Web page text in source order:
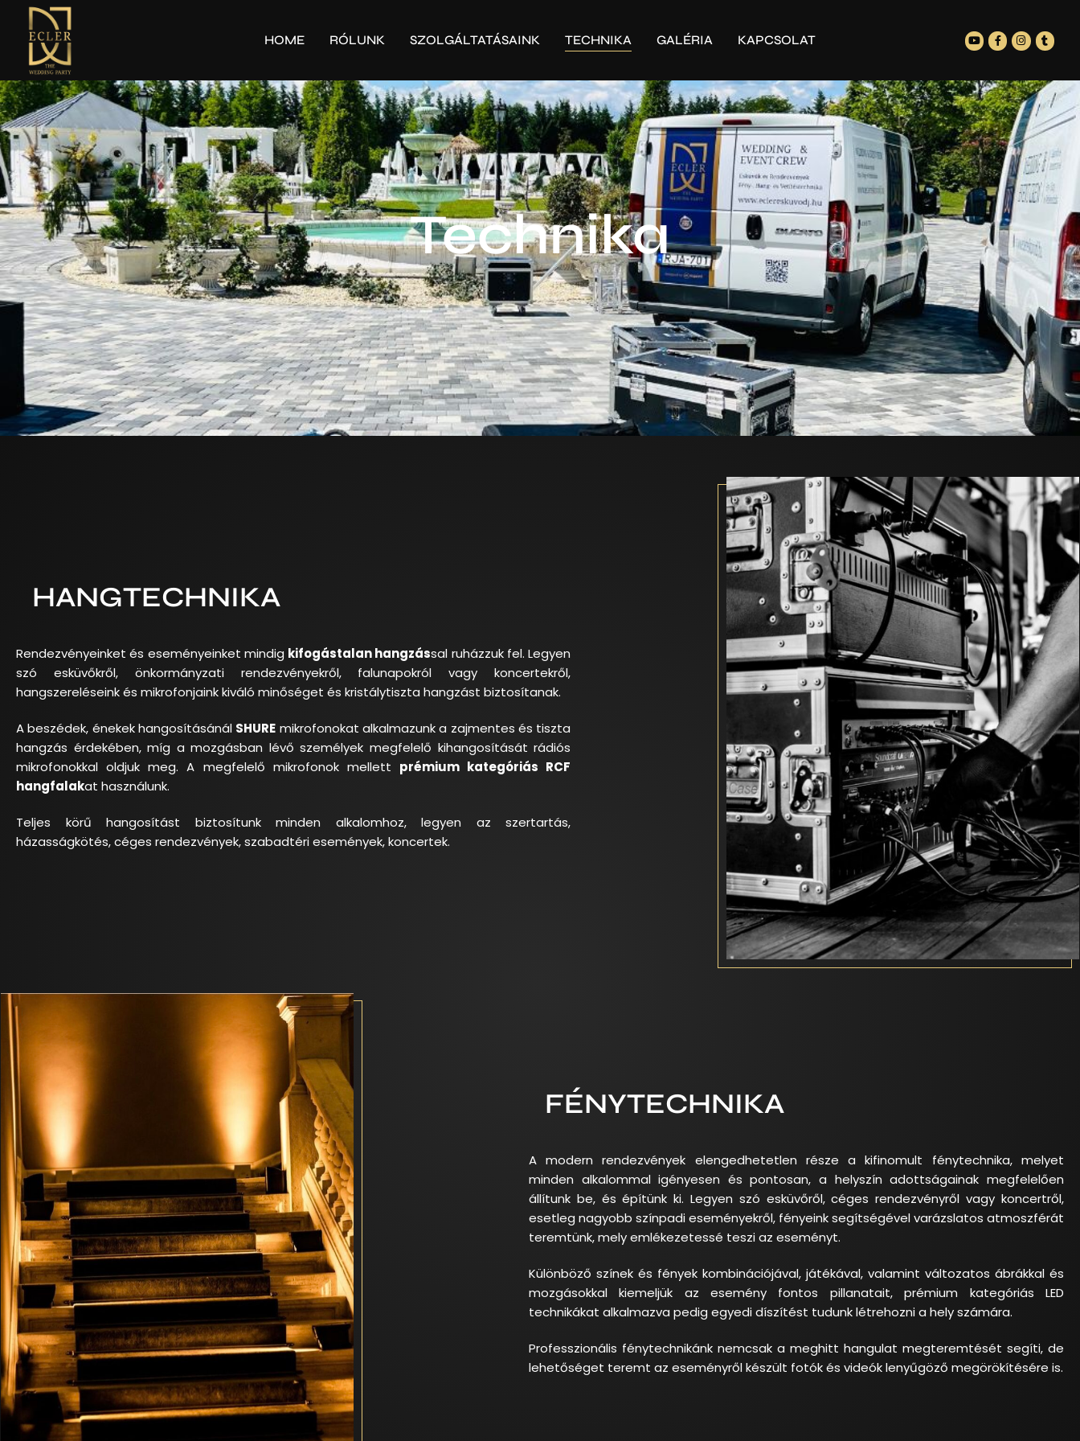
HOME RÓLUNK SZOLGÁLTATÁSAINK TECHNIKA GALÉRIA KAPCSOLAT
Technika
HANGTECHNIKA
Rendezvényeinket és eseményeinket mindig kifogástalan hangzással ruházzuk fel. Legyen
szó esküvőkről, önkormányzati rendezvényekről, falunapokról vagy koncertekről,
hangszereléseink és mikrofonjaink kiváló minőséget és kristálytiszta hangzást biztosítanak.
A beszédek, énekek hangosításánál SHURE mikrofonokat alkalmazunk a zajmentes és tiszta
hangzás érdekében, míg a mozgásban lévő személyek megfelelő kihangosítását rádiós
mikrofonokkal oldjuk meg. A megfelelő mikrofonok mellett prémium kategóriás RCF
hangfalakat használunk.
Teljes körű hangosítást biztosítunk minden alkalomhoz, legyen az szertartás,
házasságkötés, céges rendezvények, szabadtéri események, koncertek.
FÉNYTECHNIKA
A modern rendezvények elengedhetetlen része a kifinomult fénytechnika, melyet
minden alkalommal igényesen és pontosan, a helyszín adottságainak megfelelően
állítunk be, és építünk ki. Legyen szó esküvőről, céges rendezvényről vagy koncertről,
esetleg nagyobb színpadi eseményekről, fényeink segítségével varázslatos atmoszférát
teremtünk, mely emlékezetessé teszi az eseményt.
Különböző színek és fények kombinációjával, játékával, valamint változatos ábrákkal és
mozgásokkal kiemeljük az esemény fontos pillanatait, prémium kategóriás LED
technikákat alkalmazva pedig egyedi díszítést tudunk létrehozni a hely számára.
Professzionális fénytechnikánk nemcsak a meghitt hangulat megteremtését segíti, de
lehetőséget teremt az eseményről készült fotók és videók lenyűgöző megörökítésére is.